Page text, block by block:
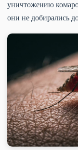
уничтожению
они не добирались